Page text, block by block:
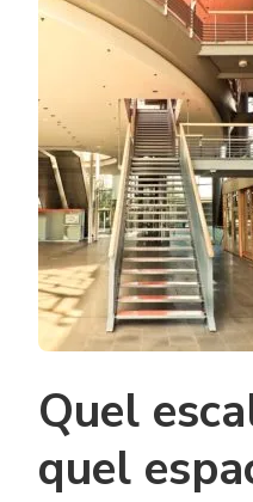
Quel
quel